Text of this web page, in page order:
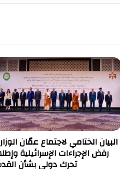
أ
ا
ل
م
ن
ت
د
ى
"
ا
ل
البيان الختامي لاجتماع عمّان
رفض الإجراءات الإسرائيلية
تحرك دولي بشأن